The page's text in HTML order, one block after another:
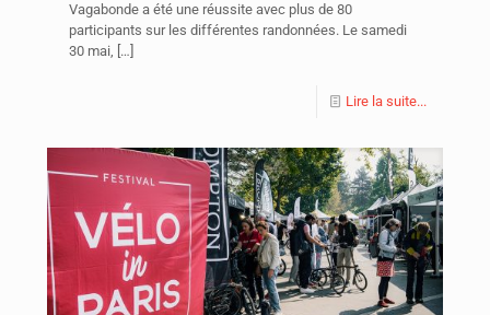
Vagabonde a été une réussite avec plus de 80
participants sur les différentes randonnées. Le samedi
30 mai,
[…]
Lire la suite...